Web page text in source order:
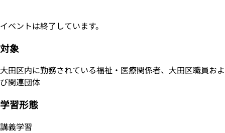
イベントは終了しています。
対象
大田区内に勤務されている福祉・医療関係者、大田区職員およ
び関連団体
学習形態
講義学習